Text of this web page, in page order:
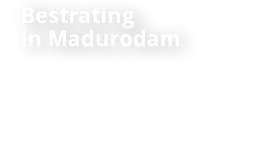
Bestrating
in Madurodam